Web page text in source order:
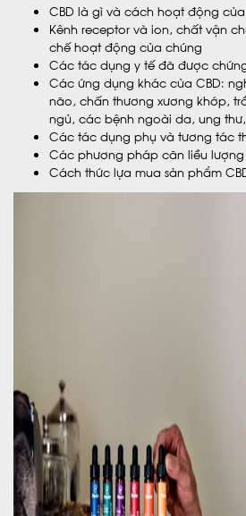
CBD là gì và cách hoạt động
Kênh receptor và ion, chất vận
chế hoạt động của chúng
Các tác dụng y tế đã được
Các ứng dụng khác của CBD:
não, chấn thương xương khớp,
ngủ, các bệnh ngoài da, ung
Các tác dụng phụ và tương tác
Các phương pháp căn liều lượng
Cách thức lựa mua sản phẩm